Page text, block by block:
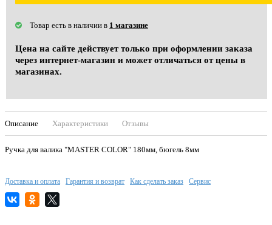
Товар есть в наличии в 1 магазине
Цена на сайте действует только при оформлении заказа
через интернет-магазин и может отличаться от цены в
магазинах.
Описание Характеристики Отзывы
Ручка для валика "MASTER COLOR" 180мм, бюгель 8мм
Доставка и оплата Гарантия и возврат Как сделать заказ Сервис